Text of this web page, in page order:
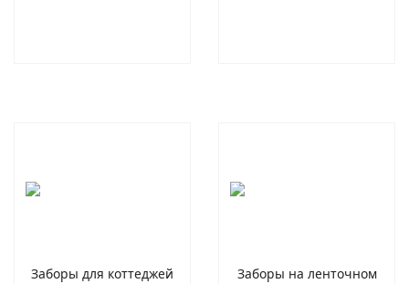
Заборы для коттеджей
Заборы на ленточном